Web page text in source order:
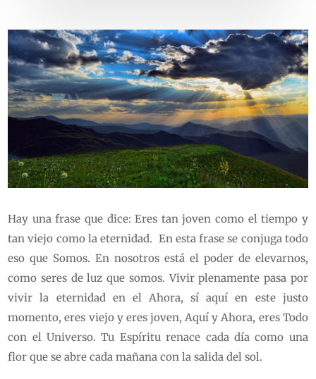
Hay una frase que dice: Eres tan joven como el tiempo y
tan viejo como la eternidad. En esta frase se conjuga todo
eso que Somos. En nosotros está el poder de elevarnos,
como seres de luz que somos. Vivir plenamente pasa por
vivir la eternidad en el Ahora, sí aquí en este justo
momento, eres viejo y eres joven, Aquí y Ahora, eres Todo
con el Universo. Tu Espíritu renace cada día como una
flor que se abre cada mañana con la salida del sol.